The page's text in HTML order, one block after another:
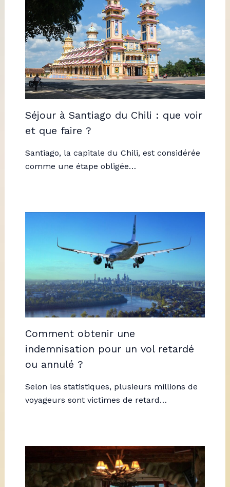
Séjour à Santiago du Chili : que voir
et que faire ?
Santiago, la capitale du Chili, est considérée
comme une étape obligée…
Comment obtenir une
indemnisation pour un vol retardé
ou annulé ?
Selon les statistiques, plusieurs millions de
voyageurs sont victimes de retard…